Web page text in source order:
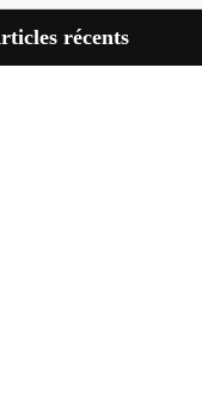
articles récents